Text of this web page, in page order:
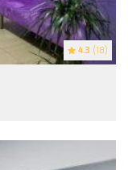
4.3 (18)